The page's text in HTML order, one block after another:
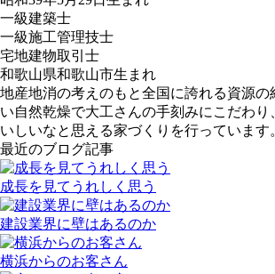
一級建築士
一級施工管理技士
宅地建物取引士
和歌山県和歌山市生まれ
地産地消の考えのもと全国に誇れる資源の
い自然乾燥で大工さんの手刻みにこだわり
いしいなと思える家づくりを行っています
最近のブログ記事
成長を見てうれしく思う
建設業界に壁はあるのか
横浜からのお客さん